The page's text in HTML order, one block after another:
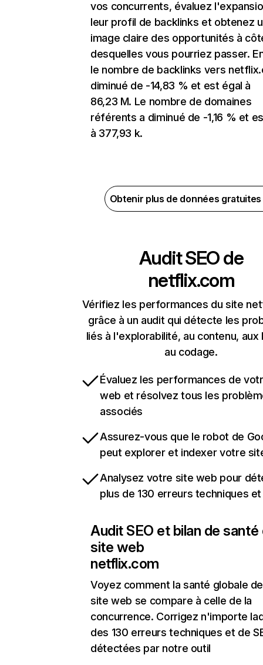
vos concurrents, évaluez
leur profil de backlinks et obtenez
image claire des opportunités à
desquelles vous pourriez passer.
le nombre de backlinks vers
diminué de -14,83 % et est égal à
86,23 M. Le nombre de domaines
référents a diminué de -1,16 % et
à 377,93 k.
Obtenir plus de données
Audit SEO de
netflix.com
Vérifiez les performances du site
grâce à un audit qui détecte les
liés à l'explorabilité, au contenu, aux
au codage.
Évaluez les performances de
web et résolvez tous les
associés
Assurez-vous que le robot de
peut explorer et indexer votre
Analysez votre site web pour
plus de 130 erreurs techniques et
Audit SEO et bilan de santé
site web
netflix.com
Voyez comment la santé globale
site web se compare à celle de la
concurrence. Corrigez n'importe
des 130 erreurs techniques et de
détectées par notre outil